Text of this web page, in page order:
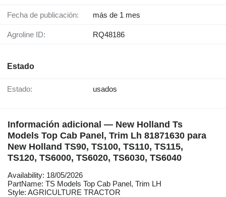
Fecha de publicación: más de 1 mes
Agroline ID: RQ48186
Estado
Estado: usados
Información adicional — New Holland Ts
Models Top Cab Panel, Trim Lh 81871630 para
New Holland TS90, TS100, TS110, TS115,
TS120, TS6000, TS6020, TS6030, TS6040
Availability: 18/05/2026
PartName: TS Models Top Cab Panel, Trim LH
Style: AGRICULTURE TRACTOR